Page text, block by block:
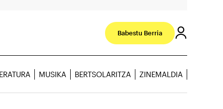
Babestu Berria
MUSIKA BERTSOLARITZA ZINEMALDIA